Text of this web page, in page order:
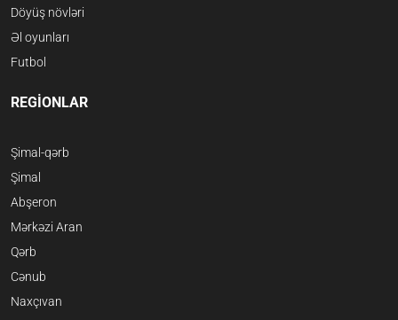
Döyüş növləri
Əl oyunları
Futbol
REGİONLAR
Şimal-qərb
Şimal
Abşeron
Mərkəzi Aran
Qərb
Cənub
Naxçıvan